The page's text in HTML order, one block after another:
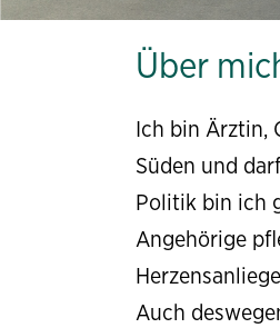
Über
Ich bin Ärztin,
Süden und
Politik bin ich
Angehörige
Auch